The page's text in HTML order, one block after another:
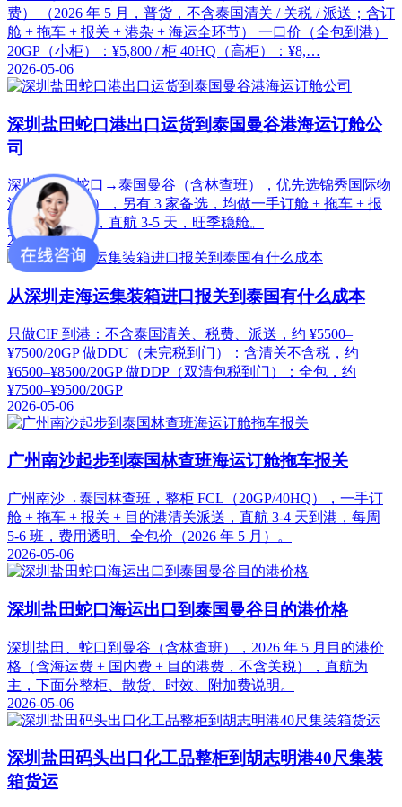
费） （2026 年 5 月，普货，不含泰国清关 / 关税 / 派送；含订
舱 + 拖车 + 报关 + 港杂 + 海运全环节） 一口价（全包到港）
20GP（小柜）：¥5,800 / 柜 40HQ（高柜）：¥8,…
2026-05-06
深圳盐田蛇口港出口运货到泰国曼谷港海运订舱公
司
深圳盐田 / 蛇口→泰国曼谷（含林查班），优先选锦秀国际物
流（一级代理），另有 3 家备选，均做一手订舱 + 拖车 + 报
关 + 双清派送，直航 3-5 天，旺季稳舱。
2026-05-06
从深圳走海运集装箱进口报关到泰国有什么成本
只做CIF 到港：不含泰国清关、税费、派送，约 ¥5500–
¥7500/20GP 做DDU（未完税到门）：含清关不含税，约
¥6500–¥8500/20GP 做DDP（双清包税到门）：全包，约
¥7500–¥9500/20GP
2026-05-06
广州南沙起步到泰国林查班海运订舱拖车报关
广州南沙→泰国林查班，整柜 FCL（20GP/40HQ），一手订
舱 + 拖车 + 报关 + 目的港清关派送，直航 3-4 天到港，每周
5-6 班，费用透明、全包价（2026 年 5 月）。
2026-05-06
深圳盐田蛇口海运出口到泰国曼谷目的港价格
深圳盐田、蛇口到曼谷（含林查班），2026 年 5 月目的港价
格（含海运费 + 国内费 + 目的港费，不含关税），直航为
主，下面分整柜、散货、时效、附加费说明。
2026-05-06
深圳盐田码头出口化工品整柜到胡志明港40尺集装
箱货运